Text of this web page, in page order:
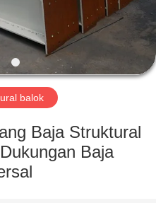
balok
Baja Struktural
Baja